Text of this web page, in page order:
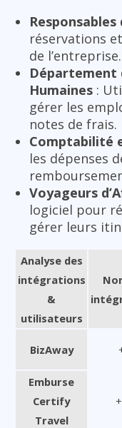
réservations
de l’entreprise.
Département
Humaines :
gérer les
notes de frais.
Comptabilité
les dépenses
Voyageurs
logiciel pour
gérer leurs
Analyse des
intégrations
&
utilisateurs
BizAway
Emburse
Certify
Travel